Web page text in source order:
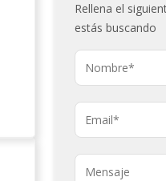
Rellena el
estás buscando